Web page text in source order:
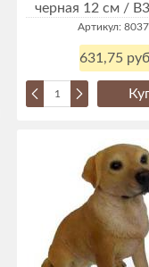
черная 12 см /
Артикул:
631,75